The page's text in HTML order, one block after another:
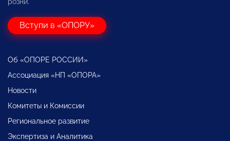
розни.
Вступи в «ОПОРУ»
Об «ОПОРЕ РОССИИ»
Ассоциация «НП «ОПОРА»
Новости
Комитеты и Комиссии
Региональное развитие
Экспертиза и Аналитика